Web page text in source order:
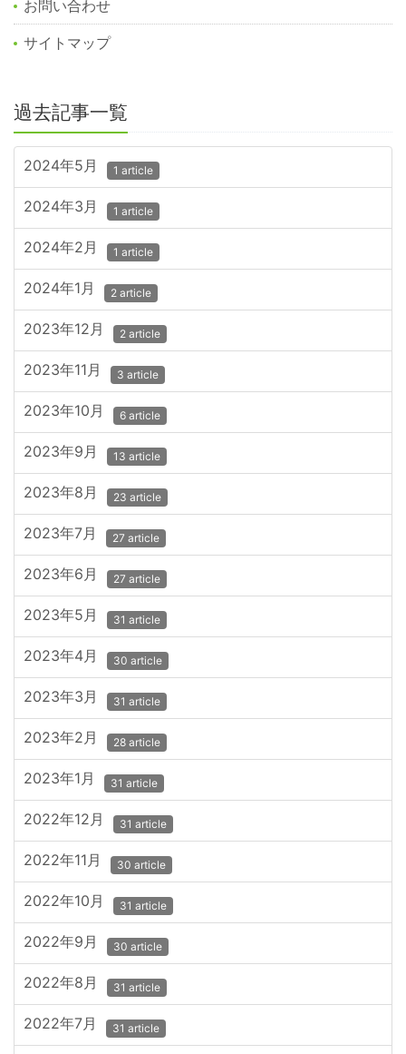
お問い合わせ
サイトマップ
過去記事一覧
2024年5月 1 article
2024年3月 1 article
2024年2月 1 article
2024年1月 2 article
2023年12月 2 article
2023年11月 3 article
2023年10月 6 article
2023年9月 13 article
2023年8月 23 article
2023年7月 27 article
2023年6月 27 article
2023年5月 31 article
2023年4月 30 article
2023年3月 31 article
2023年2月 28 article
2023年1月 31 article
2022年12月 31 article
2022年11月 30 article
2022年10月 31 article
2022年9月 30 article
2022年8月 31 article
2022年7月 31 article